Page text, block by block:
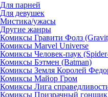
Для парней
Для девушек
Мистика/ужасы
Другие жанры
Комиксы Гравити Фолз
Комиксы Marvel Universe
Комиксы Человек-паук
Комиксы Бэтмен (Batman)
Комиксы Земля Королей
Комиксы Майор Гром
Комиксы Лига
Комиксы Призрачный гонщик